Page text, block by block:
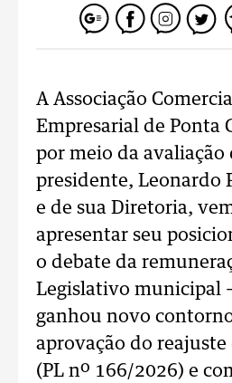
A Associação
Empresarial de Ponta
por meio da avaliação
presidente, Leonardo
e de sua Diretoria,
apresentar seu
o debate da
Legislativo municipal
ganhou novo
aprovação do reajuste
(PL nº 166/2026) e